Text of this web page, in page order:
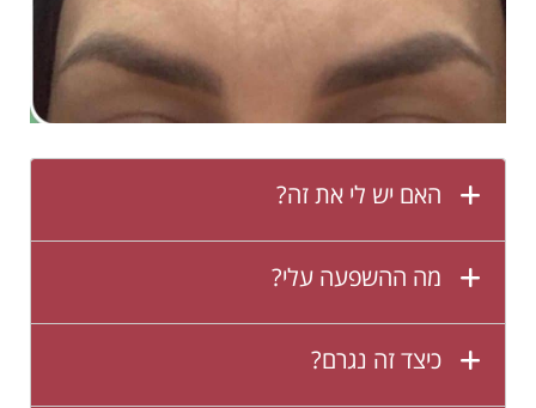
האם יש לי את זה?
מה ההשפעה עלי?
כיצד זה נגרם?